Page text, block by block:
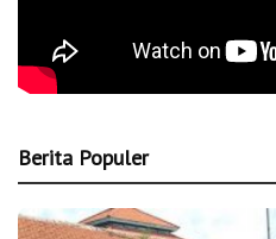
Berita Populer